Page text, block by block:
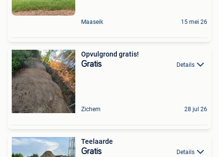
Maaseik 15 mei 26
Opvulgrond gratis!
Gratis Details
Zichem 28 jul 26
Teelaarde
Gratis Details